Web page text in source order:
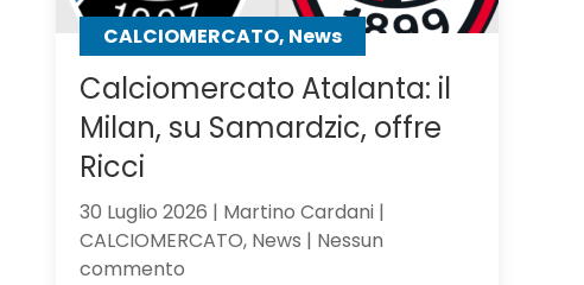
CALCIOMERCATO, News
Calciomercato Atalanta: il
Milan, su Samardzic, offre
Ricci
30 Luglio 2026 | Martino Cardani |
CALCIOMERCATO, News | Nessun
commentosu